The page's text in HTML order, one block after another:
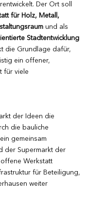
Der Ort soll
für Holz, Metall,
und als
Stadtentwicklung
die Grundlage dafür,
ein offener,
für viele
der Ideen die
die bauliche
gemeinsam
der Supermarkt der
Werkstatt
für Beteiligung,
weiter